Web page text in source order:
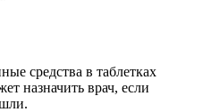
средства в таблетках
назначить врач, если